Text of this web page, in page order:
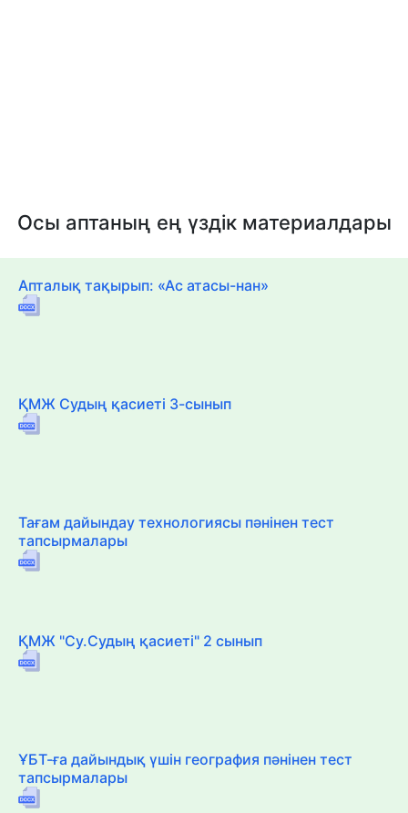
Осы аптаның ең үздік материалдары
Апталық тақырып: «Ас атасы-нан»
ҚМЖ Судың қасиеті 3-сынып
Тағам дайындау технологиясы пәнінен тест
тапсырмалары
ҚМЖ "Су.Судың қасиеті" 2 сынып
ҰБТ-ға дайындық үшін география пәнінен тест
тапсырмалары